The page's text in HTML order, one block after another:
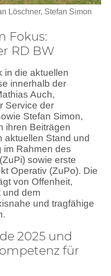
Löschner, Stefan Simon
Fokus:
RD BW
in die aktuellen
innerhalb der
Auch,
Service der
Stefan Simon,
ihren Beiträgen
aktuellen Stand und
im Rahmen des
sowie erste
Operativ (ZuPo). Die
von Offenheit,
und dem
und tragfähige
2025 und
für